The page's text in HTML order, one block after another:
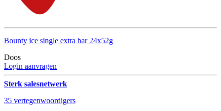
Bounty ice single extra bar 24x52g
Doos
Login aanvragen
Sterk salesnetwerk
35 vertegenwoordigers